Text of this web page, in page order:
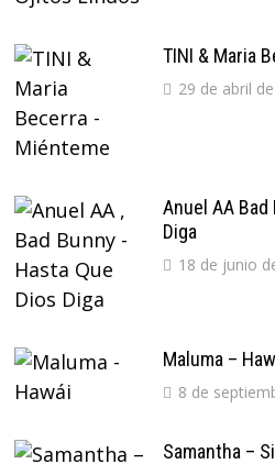
TINI & Maria
29 de abril
Anuel AA
Diga
18 de junio
Maluma –
8 de
Samantha –